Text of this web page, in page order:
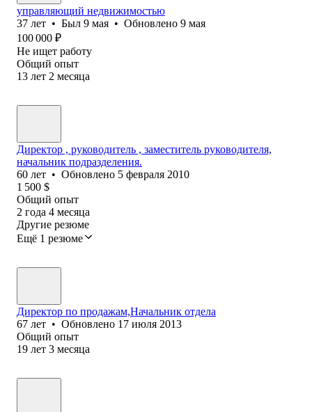
управляющий недвижимостью
37 лет • Был 9 мая • Обновлено 9 мая
100 000 ₽
Не ищет работу
Общий опыт
13 лет 2 месяца
Директор , руководитель , заместитель руководителя,
начальник подразделения.
60 лет • Обновлено 5 февраля 2010
1 500 $
Общий опыт
2 года 4 месяца
Другие резюме
Ещё 1 резюме
Директор по продажам,Начальник отдела
67 лет • Обновлено 17 июля 2013
Общий опыт
19 лет 3 месяца